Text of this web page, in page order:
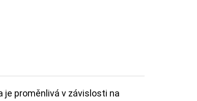
je proměnlivá v závislosti na